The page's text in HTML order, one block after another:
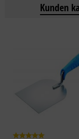
Kunden